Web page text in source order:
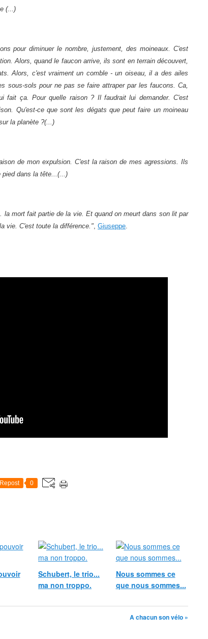
(...)
pour diminuer le nombre, justement, des moineaux. C'est
Alors, quand le faucon arrive, ils sont en terrain découvert,
Alors, c'est vraiment un comble - un oiseau, il a des ailes
sous-sols pour ne pas se faire attraper par les faucons. Ca,
fait ça. Pour quelle raison ? Il faudrait lui demander. C'est
Qu'est-ce que sont les dégats que peut faire un moineau
la planète ?(...)
de mon expulsion. C'est la raison de mes agressions. Ils
pied dans la tête...(...)
la mort fait partie de la vie. Et quand on meurt dans son lit par
vie. C'est toute la différence.", Giuseppe.
Repost 0
Schubert, le trio...
ma non troppo.
Nous sommes ce
que nous sommes...
A chacun son vélo »